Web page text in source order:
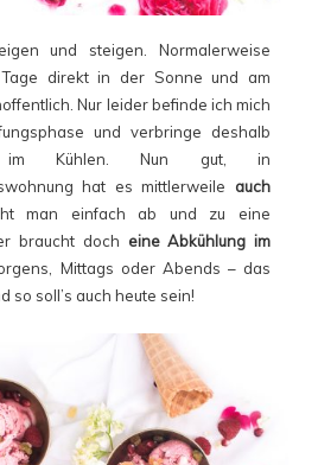
und steigen. Normalerweise
direkt in der Sonne und am
Nur leider befinde ich mich
und verbringe deshalb
im Kühlen. Nun gut, in
hat es mittlerweile auch
man einfach ab und zu eine
braucht doch eine Abkühlung im
Mittags oder Abends – das
so soll’s auch heute sein!